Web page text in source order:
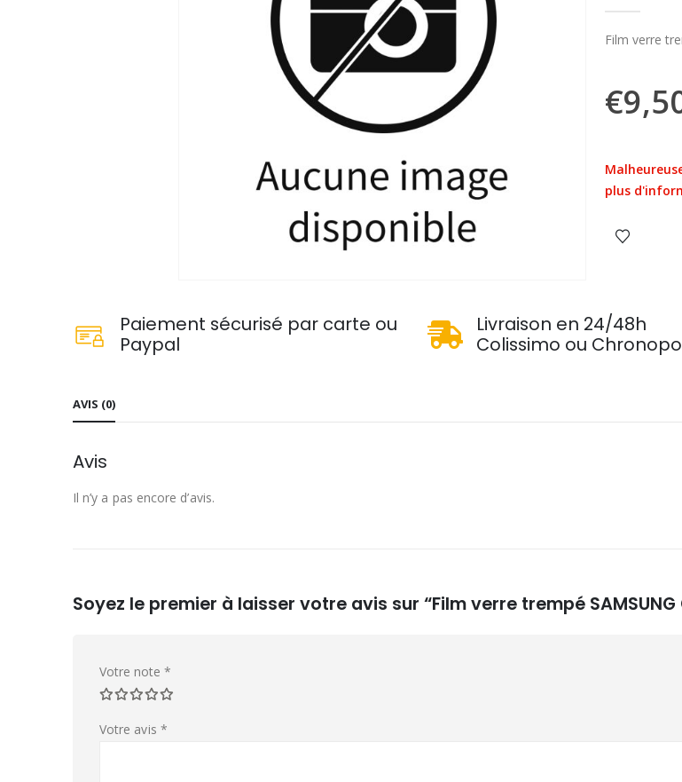
Film verre
€
plus
Paiement sécurisé par carte ou
Paypal
Livraison en 24/48h
Colissimo ou
AVIS (0)
Avis
Il n’y a pas encore d’avis.
Soyez le premier à laisser votre avis sur “Film verre trempé
Votre note *
Votre avis *